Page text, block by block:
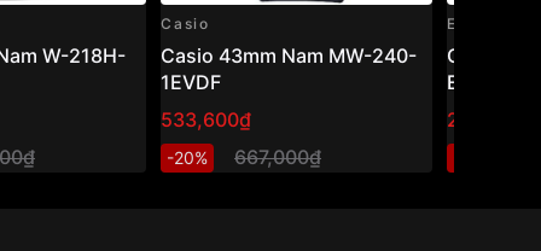
W-218H-
Casio
Casio 43mm Nam MW-240-
1EVDF
533,600₫
-20% 667,000₫
Edifice
Casio
EFR-